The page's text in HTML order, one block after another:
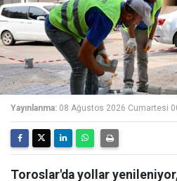
Yayınlanma: 08 Ağustos 2026 Cumartesi
Toroslar'da yollar